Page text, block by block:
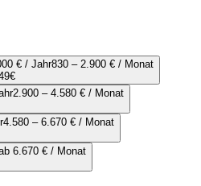
€ / Jahr830 – 2.900 € / Monat
€
2.900 – 4.580 € / Monat
4.580 – 6.670 € / Monat
6.670 € / Monat